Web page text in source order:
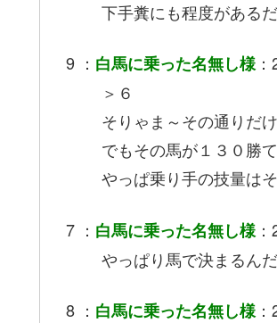
下手糞にも程度がある
9 ： 白馬に乗った名無し様：
＞６
そりゃま～その通りだけ
でもその馬が１３０勝
やっぱ乗り手の技量は
7 ： 白馬に乗った名無し様
やっぱり馬で決まるん
8 ： 白馬に乗った名無し様